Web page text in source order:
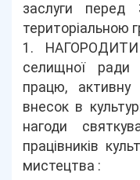
заслуги перед
територіальною
1. НАГОРОДИТИ
селищної ради
працю, активну
внесок в
нагоди
працівників
мистецтва :